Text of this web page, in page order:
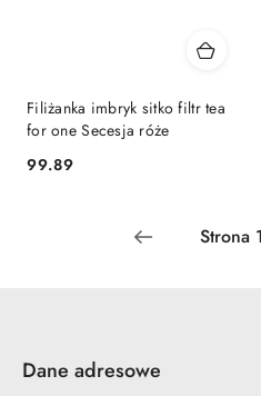
Filiżanka imbryk sitko filtr tea
for one Secesja róże
Cena:
99.89
Dane adresowe